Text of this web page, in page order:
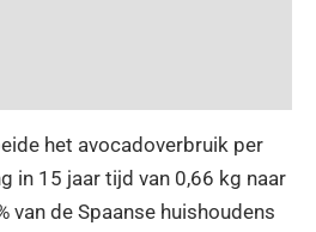
het avocadoverbruik per
in 15 jaar tijd van 0,66 kg naar
van de Spaanse huishoudens